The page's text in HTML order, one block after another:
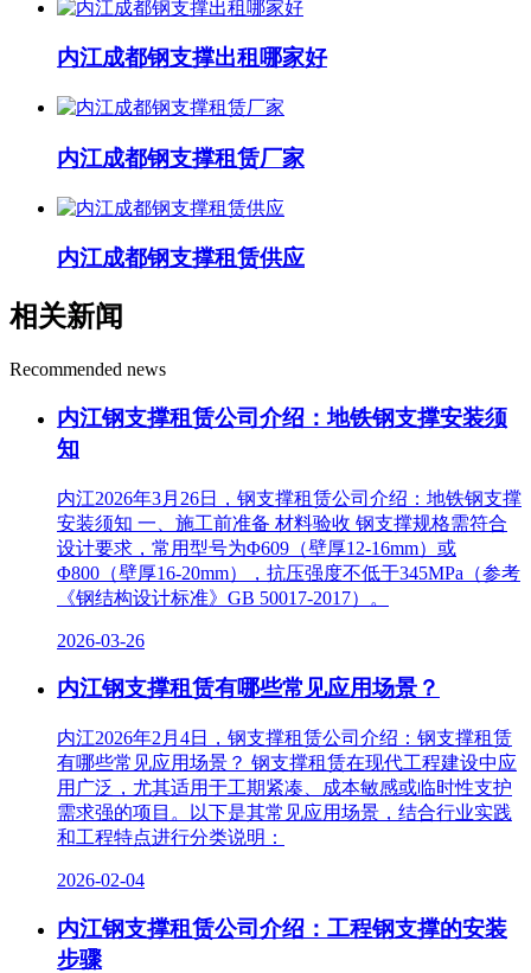
内江成都钢支撑出租哪家好
内江成都钢支撑租赁厂家
内江成都钢支撑租赁供应
相关新闻
Recommended news
内江钢支撑租赁公司介绍：地铁钢支撑安装须
知
内江2026年3月26日，钢支撑租赁公司介绍：地铁钢支撑
安装须知 一、施工前准备 材料验收 钢支撑规格需符合
设计要求，常用型号为Φ609（壁厚12-16mm）或
Φ800（壁厚16-20mm），抗压强度不低于345MPa（参考
《钢结构设计标准》GB 50017-2017）。
2026-03-26
内江钢支撑租赁有哪些常见应用场景？
内江2026年2月4日，钢支撑租赁公司介绍：钢支撑租赁
有哪些常见应用场景？ 钢支撑租赁在现代工程建设中应
用广泛，尤其适用于工期紧凑、成本敏感或临时性支护
需求强的项目。以下是其常见应用场景，结合行业实践
和工程特点进行分类说明：
2026-02-04
内江钢支撑租赁公司介绍：工程钢支撑的安装
步骤